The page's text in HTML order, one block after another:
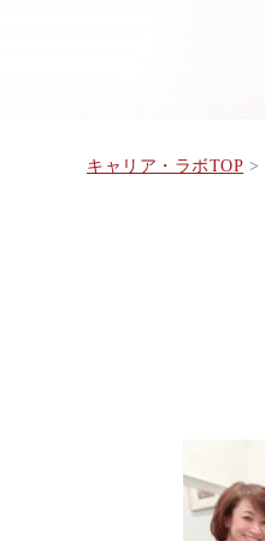
キャリア・ラボTOP